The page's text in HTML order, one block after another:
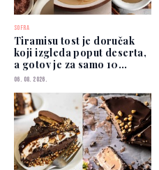
SOFRA
Tiramisu tost je doručak
koji izgleda poput deserta,
a gotov je za samo 10
minuta
06. 08. 2026.